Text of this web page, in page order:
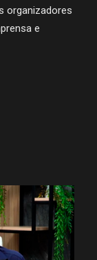
organizadores
e